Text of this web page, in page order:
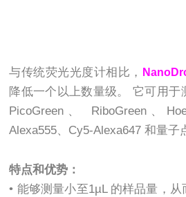
与传统荧光光度计相比，
降低一个以上数量级。 它可用于
PicoGreen、 RiboGreen、
Alexa555、Cy5-Alexa647 和量子
特点和优势：
• 能够测量小至1µL 的样品量，